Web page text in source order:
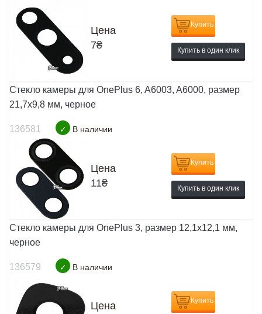
Цена
7₴
Купить
Купить в один клик
Стекло камеры для OnePlus 6, A6003, A6000, размер
21,7x9,8 мм, черное
136581 ✓ В наличии
Цена
11₴
Купить
Купить в один клик
Стекло камеры для OnePlus 3, размер 12,1x12,1 мм,
черное
136579 ✓ В наличии
Цена
Купить